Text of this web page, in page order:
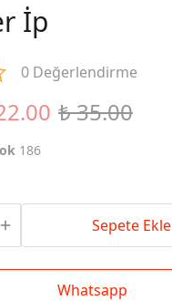
İp
0 Değerlendirme
₺ 35.00
186
Sepete Ekle
Whatsapp